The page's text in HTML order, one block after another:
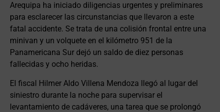
Arequipa ha iniciado diligencias urgentes y preliminares
para esclarecer las circunstancias que llevaron a este
fatal accidente. Se trata de una colisión frontal entre una
minivan y un volquete en el kilómetro 951 de la
Panamericana Sur dejó un saldo de diez personas
fallecidas y ocho heridas.
El fiscal Hilmer Aldo Villena Mendoza llegó al lugar del
siniestro durante la noche para supervisar el
levantamiento de cadáveres, una tarea que se prolongó